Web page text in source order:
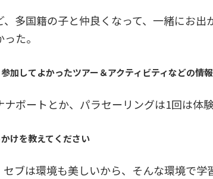
多国籍の子と仲良くなって、一緒にお
た。
加してよかったツアー＆アクティビティなどの情
ボートとか、パラセーリングは1回は体験
けを教えてください
ブは環境も美しいから、そんな環境で